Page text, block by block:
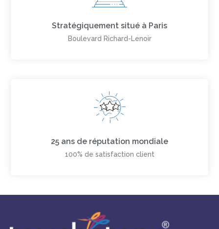
Stratégiquement situé à Paris
Boulevard Richard-Lenoir
25 ans de réputation mondiale
100% de satisfaction client